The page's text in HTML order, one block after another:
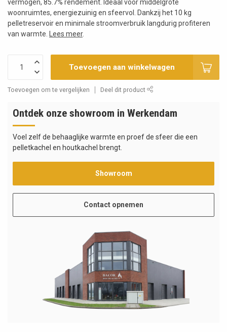
vermogen, 85.7% rendement. Ideaal voor middelgrote
woonruimtes, energiezuinig en sfeervol. Dankzij het 10 kg
pelletreservoir en minimale stroomverbruik langdurig profiteren
van warmte.
Lees meer.
Toevoegen aan winkelwagen
Toevoegen om te vergelijken Deel dit product
Ontdek onze showroom in Werkendam
Voel zelf de behaaglijke warmte en proef de sfeer die een
pelletkachel en houtkachel brengt.
Showroom
Contact opnemen